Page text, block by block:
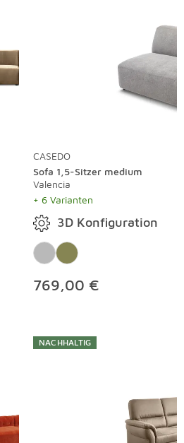
CASEDO
Sofa 1,5-Sitzer medium
Valencia
+ 6 Varianten
3D Konfiguration
769,00 €
NACHHALTIG